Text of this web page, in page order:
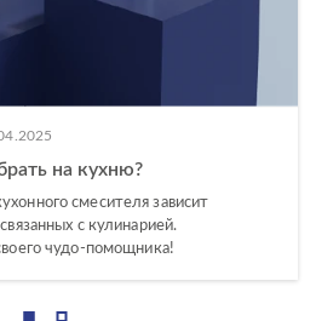
на кухню?
смесителя зависит
с кулинарией.
чудо-помощника!